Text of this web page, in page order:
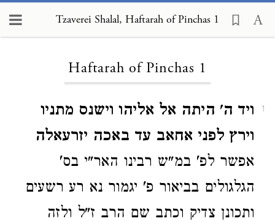
Tzaverei Shalal, Haftarah of Pinchas 1
Haftarah of Pinchas 1
1
ויד ה' היתה אל אליהו וישנס מתניו
וירץ לפני אחאב עד באכה יזרעאלה
אפשר לפ' במ"ש רבינו האר"י בס'
הגלגולים בביאור פ' יגמור נא רע רשעים
ותכונן צדיק וכתב שם הרב ז"ל ולזה